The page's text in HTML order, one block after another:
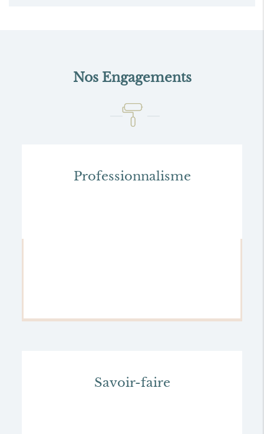
Nos Engagements
Professionnalisme
Savoir-faire